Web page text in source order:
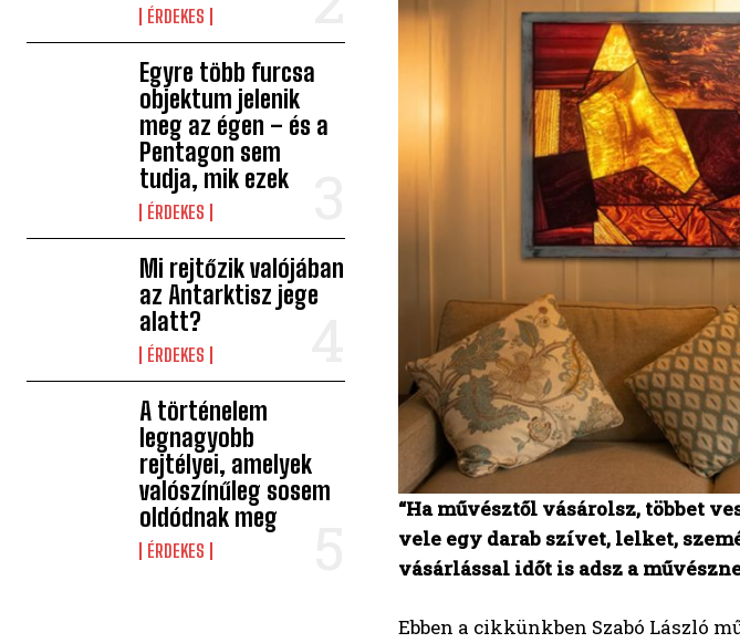
ÉRDEKES
Egyre több furcsa
objektum jelenik
meg az égen – és a
Pentagon sem
tudja, mik ezek
ÉRDEKES
Mi rejtőzik valójában
az Antarktisz jege
alatt?
ÉRDEKES
A történelem
legnagyobb
rejtélyei, amelyek
valószínűleg sosem
oldódnak meg
ÉRDEKES
“Ha művésztől vásárolsz, többet
vele egy darab szívet, lelket,
vásárlással időt is adsz a
Ebben a cikkünkben Szabó László